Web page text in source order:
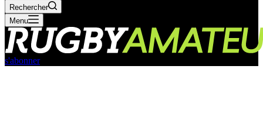
Rechercher
Menu
s'abonner